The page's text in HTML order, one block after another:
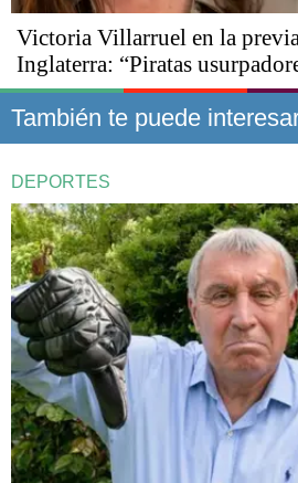
Victoria Villarruel en la
Inglaterra: “Piratas
También te puede
DEPORTES